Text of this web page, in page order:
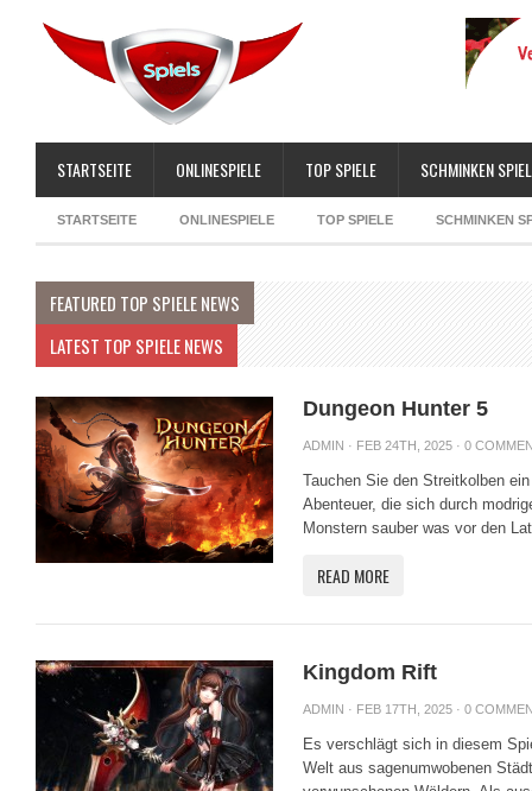
STARTSEITE ONLINESPIELE TOP SPIELE SCHMINKEN
STARTSEITE ONLINESPIELE TOP SPIELE SCHMINKEN
FEATURED TOP SPIELE NEWS
LATEST TOP SPIELE NEWS
Dungeon Hunter 5
ADMIN · FEB 24TH, 2025 · 0
Tauchen Sie den Streitkolben
Abenteuer, die sich durch
Monstern sauber was vor den
READ MORE
Kingdom Rift
ADMIN · FEB 17TH, 2025 · 0
Es verschlägt sich in diesem
Welt aus sagenumwobenen